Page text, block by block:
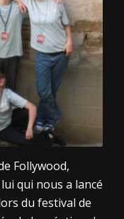
Follywood,
qui nous a lancé
du festival de